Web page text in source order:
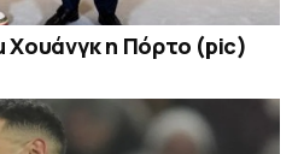
Χουάνγκ η Πόρτο (pic)